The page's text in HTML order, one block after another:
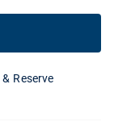
Reserve